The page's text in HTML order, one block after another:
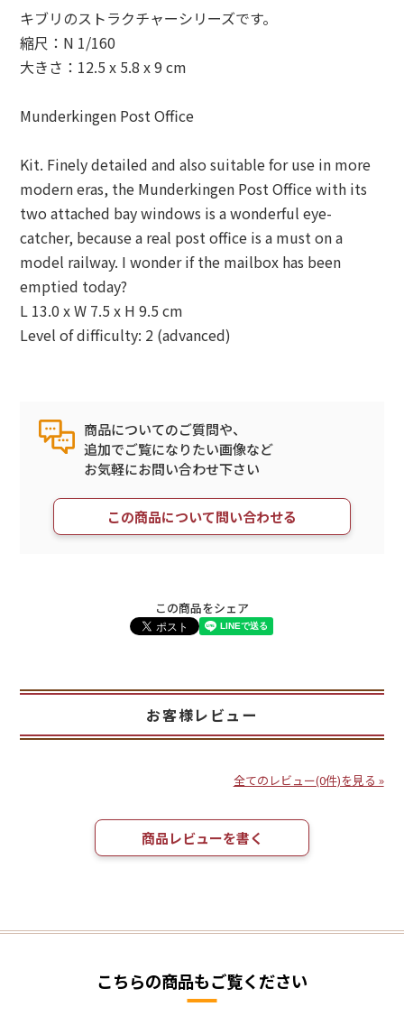
キブリのストラクチャーシリーズです。
縮尺：N 1/160
大きさ：12.5 x 5.8 x 9 cm
Munderkingen Post Office
Kit. Finely detailed and also suitable for use in more
modern eras, the Munderkingen Post Office with its
two attached bay windows is a wonderful eye-
catcher, because a real post office is a must on a
model railway. I wonder if the mailbox has been
emptied today?
L 13.0 x W 7.5 x H 9.5 cm
Level of difficulty: 2 (advanced)
商品についてのご質問や、
追加でご覧になりたい画像など
お気軽にお問い合わせ下さい
この商品について問い合わせる
この商品をシェア
お客様レビュー
全てのレビュー(0件)を見る »
商品レビューを書く
こちらの商品もご覧ください